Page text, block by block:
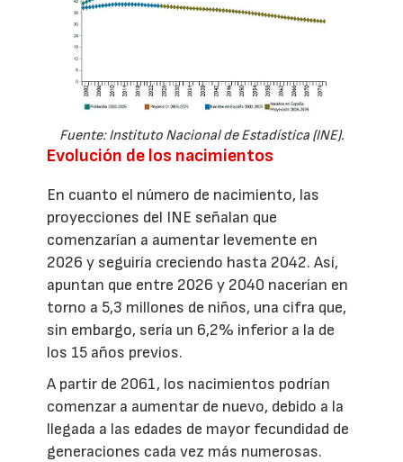
Fuente: Instituto Nacional de Estadística (INE).
Evolución de los nacimientos
En cuanto el número de nacimiento, las
proyecciones del INE señalan que
comenzarían a aumentar levemente en
2026 y seguiría creciendo hasta 2042. Así,
apuntan que entre 2026 y 2040 nacerían en
torno a 5,3 millones de niños, una cifra que,
sin embargo, sería un 6,2% inferior a la de
los 15 años previos.
A partir de 2061, los nacimientos podrían
comenzar a aumentar de nuevo, debido a la
llegada a las edades de mayor fecundidad de
generaciones cada vez más numerosas.